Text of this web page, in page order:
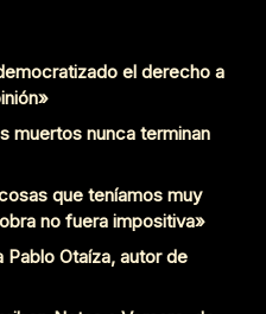
el derecho a
muertos nunca terminan
que teníamos muy
no fuera impositiva»
Otaíza, autor de